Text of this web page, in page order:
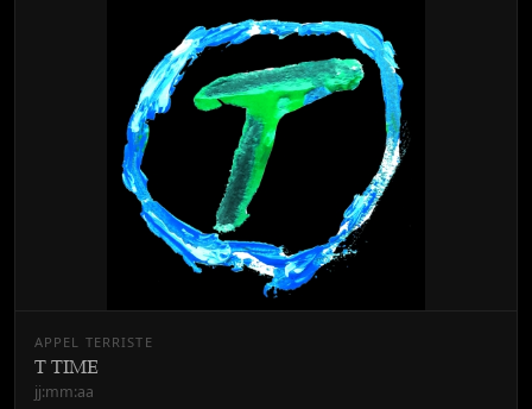
APPEL TERRISTE
T TIME
jj:mm:aa